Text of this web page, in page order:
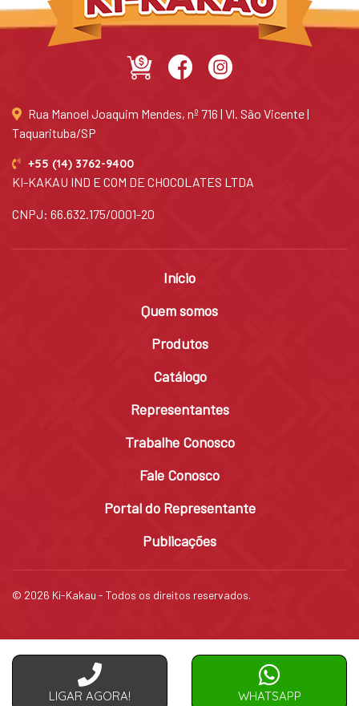
LIGAR AGORA! WHATSAPP
Rua Manoel Joaquim Mendes, nº 716 | Vl. São Vicente |
Taquarituba/SP
+55 (14) 3762-9400
KI-KAKAU IND E COM DE CHOCOLATES LTDA
CNPJ: 66.632.175/0001-20
Início
Quem somos
Produtos
Catálogo
Representantes
Trabalhe Conosco
Fale Conosco
Portal do Representante
Publicações
© 2026 Ki-Kakau - Todos os direitos reservados.